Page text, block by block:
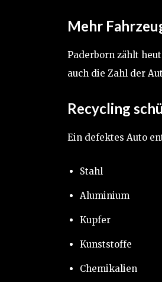
Mehr
Paderborn zählt
auch die Zahl der
Recycling
Ein defektes Auto
Stahl
Aluminium
Kupfer
Kunststoffe
Chemikalien